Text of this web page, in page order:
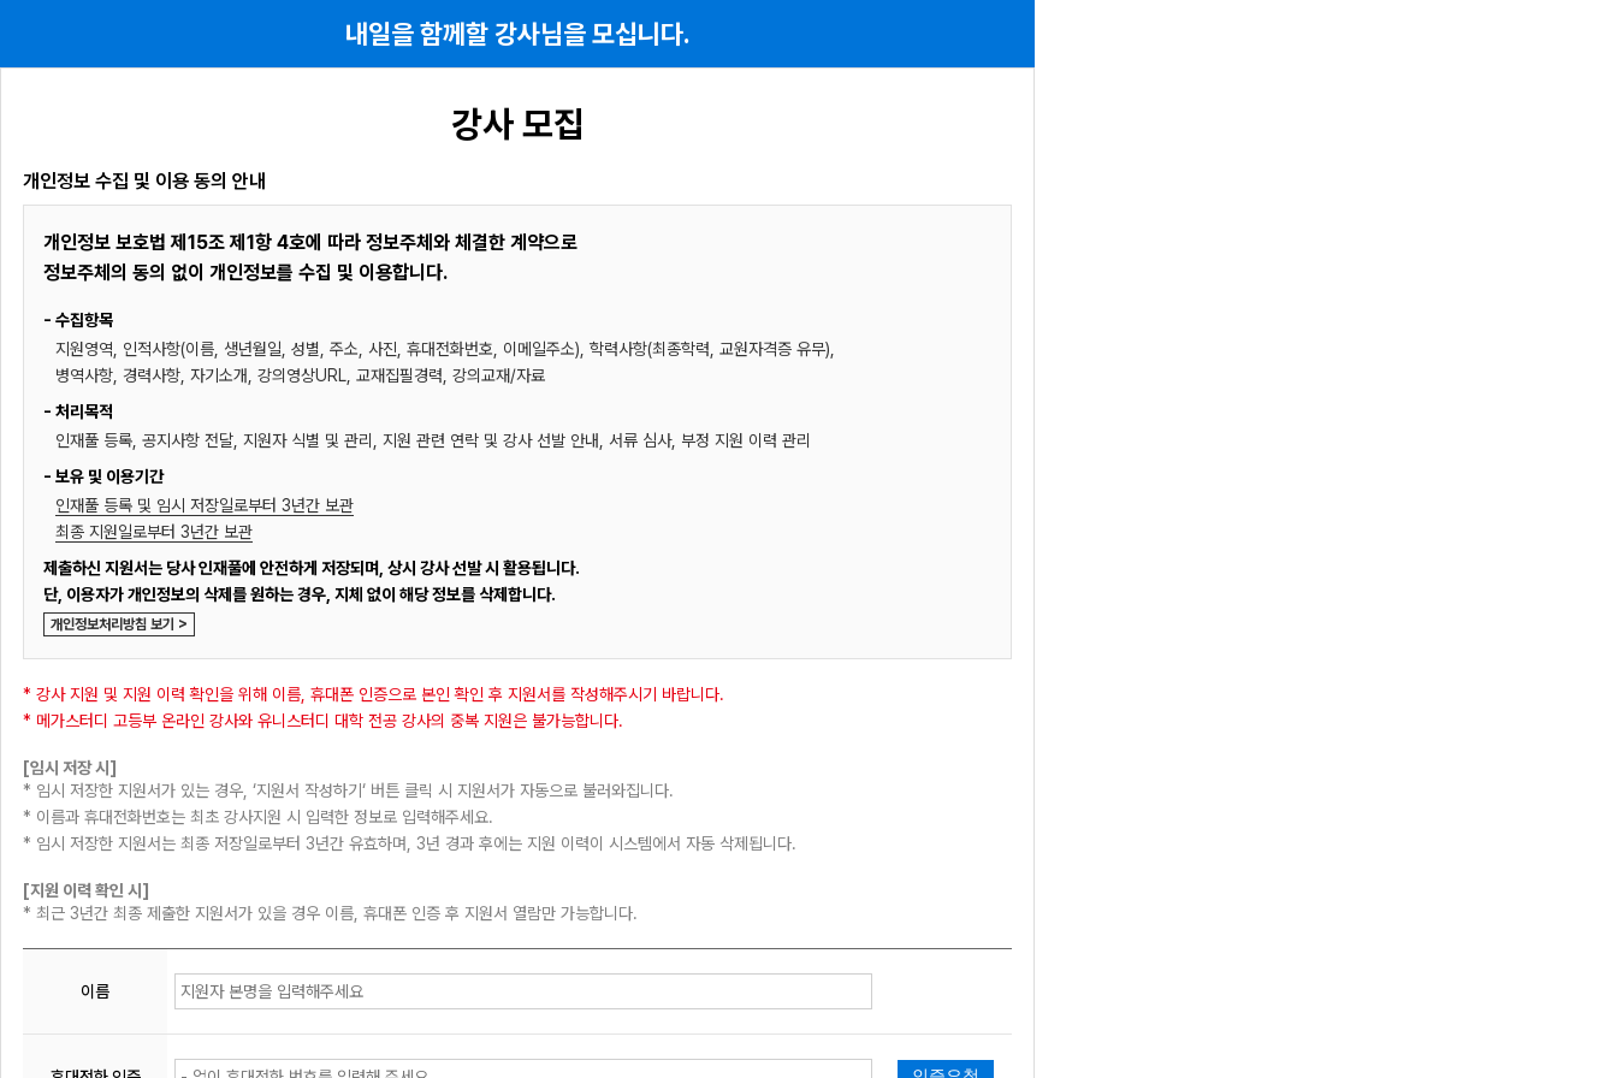
내일을 함께할 강사님을 모십니다.
강사 모집
개인정보 수집 및 이용 동의 안내
개인정보 보호법 제15조 제1항 4호에 따라 정보주체와 체결한 계약으로
정보주체의 동의 없이 개인정보를 수집 및 이용합니다.
- 수집항목
지원영역, 인적사항(이름, 생년월일, 성별, 주소, 사진, 휴대전화번호, 이메일주소), 학력사항(최종학력, 교원자격증 유무),
병역사항, 경력사항, 자기소개, 강의영상URL, 교재집필경력, 강의교재/자료
- 처리목적
인재풀 등록, 공지사항 전달, 지원자 식별 및 관리, 지원 관련 연락 및 강사 선발 안내, 서류 심사, 부정 지원 이력 관리
- 보유 및 이용기간
인재풀 등록 및 임시 저장일로부터 3년간 보관
최종 지원일로부터 3년간 보관
제출하신 지원서는 당사 인재풀에 안전하게 저장되며, 상시 강사 선발 시 활용됩니다.
단, 이용자가 개인정보의 삭제를 원하는 경우, 지체 없이 해당 정보를 삭제합니다.
개인정보처리방침 보기 >
* 강사 지원 및 지원 이력 확인을 위해 이름, 휴대폰 인증으로 본인 확인 후 지원서를 작성해주시기 바랍니다.
* 메가스터디 고등부 온라인 강사와 유니스터디 대학 전공 강사의 중복 지원은 불가능합니다.
[임시 저장 시]
* 임시 저장한 지원서가 있는 경우, ‘지원서 작성하기‘ 버튼 클릭 시 지원서가 자동으로 불러와집니다.
* 이름과 휴대전화번호는 최초 강사지원 시 입력한 정보로 입력해주세요.
* 임시 저장한 지원서는 최종 저장일로부터 3년간 유효하며, 3년 경과 후에는 지원 이력이 시스템에서 자동 삭제됩니다.
[지원 이력 확인 시]
* 최근 3년간 최종 제출한 지원서가 있을 경우 이름, 휴대폰 인증 후 지원서 열람만 가능합니다.
이름